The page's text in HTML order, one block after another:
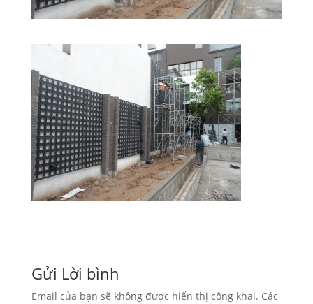
Gửi Lời bình
Email của bạn sẽ không được hiển thị công khai. Các